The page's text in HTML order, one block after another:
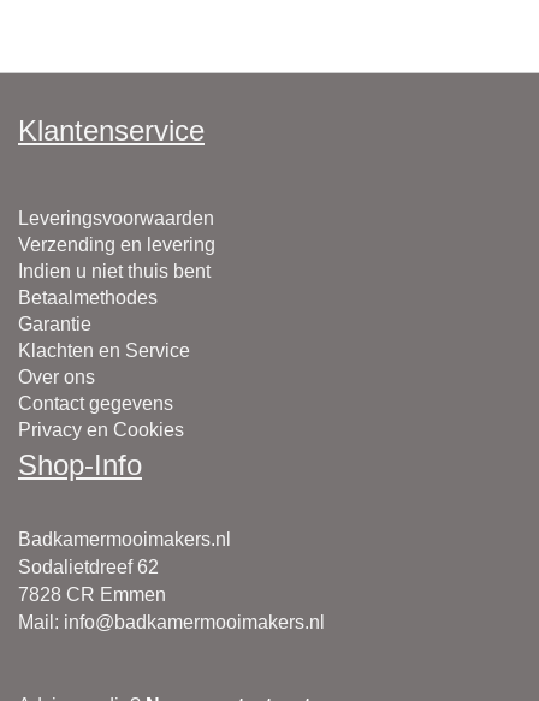
Klantenservice
Leveringsvoorwaarden
Verzending en levering
Indien u niet thuis bent
Betaalmethodes
Garantie
Klachten en Service
Over ons
Contact gegevens
Privacy en Cookies
Shop-Info
Badkamermooimakers.nl
Sodalietdreef 62
7828 CR Emmen
Mail : info@badkamermooimakers.nl